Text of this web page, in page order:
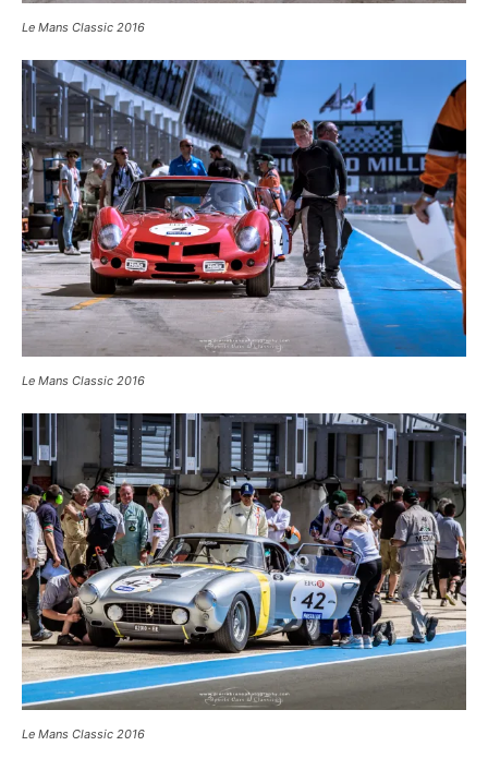
Le Mans Classic 2016
Le Mans Classic 2016
Le Mans Classic 2016